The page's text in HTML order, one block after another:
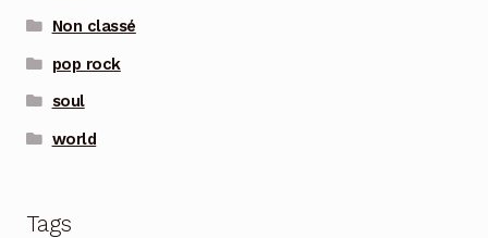
Non classé
pop rock
soul
world
Tags